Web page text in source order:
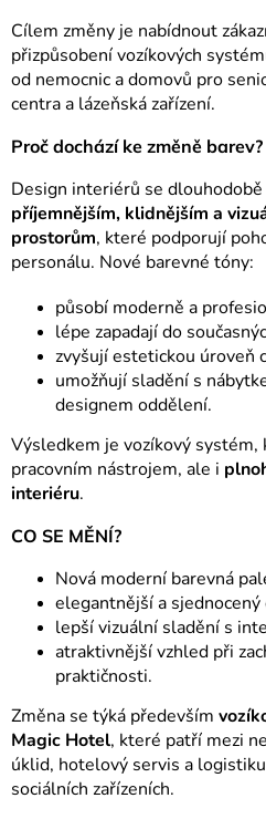
KANCELÁŘ
VZDUCH
TRANSFER
Přihlášení
Cílem změny je nabídnout
přizpůsobení vozíkových
od nemocnic a domovů pro
centra a lázeňská zařízení.
Proč dochází ke změně barev?
Design interiérů se
příjemnějším, klidnějším a
prostorům, které podporují
personálu. Nové barevné tóny:
působí moderně a
lépe zapadají do
zvyšují estetickou úroveň
umožňují sladění s
designem oddělení.
Výsledkem je vozíkový systém,
pracovním nástrojem, ale i
interiéru.
CO SE MĚNÍ?
Nová moderní barevná
elegantnější a sjednocený
lepší vizuální sladění s
atraktivnější vzhled při
praktičnosti.
Změna se týká především
Magic Hotel, které patří mezi
úklid, hotelový servis a
sociálních zařízeních.